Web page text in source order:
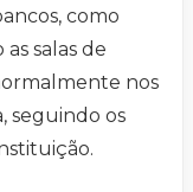
como
salas de
nos
seguindo os